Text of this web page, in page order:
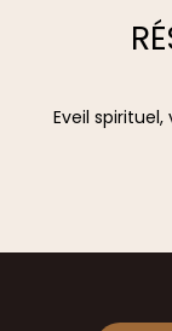
Eveil